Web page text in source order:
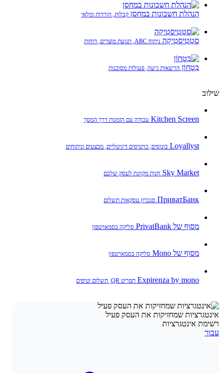
הנהלת חשבונות במחסן קבלות, הורדות ומלאי
סטָטִיסטִיקָה ניתוח ABC, תנועת מוצרים, דוחות
בִּטָחוֹן הרשאות גישה, פעולות מסוכנות
שילוב
Kitchen Screen עבודה עם הזמנות דרך המסך
Loyallyst בונוסים, כרטיסים דיגיטליים, מבצעים וניתוחים
Sky Market חנות מקוונת לעסק שלכם
ПриватБанк סנכרון עסקאות תשלום
מסוף של PrivatBank סליקה בסמארטפון
מסוף של Mono סליקה בסמארטפון
Expirenza by mono תפריט QR, תשלום וטיפים
אינטגרציות שמחזיקות את העסק פעיל
רשימת אינטגרציות
עבור